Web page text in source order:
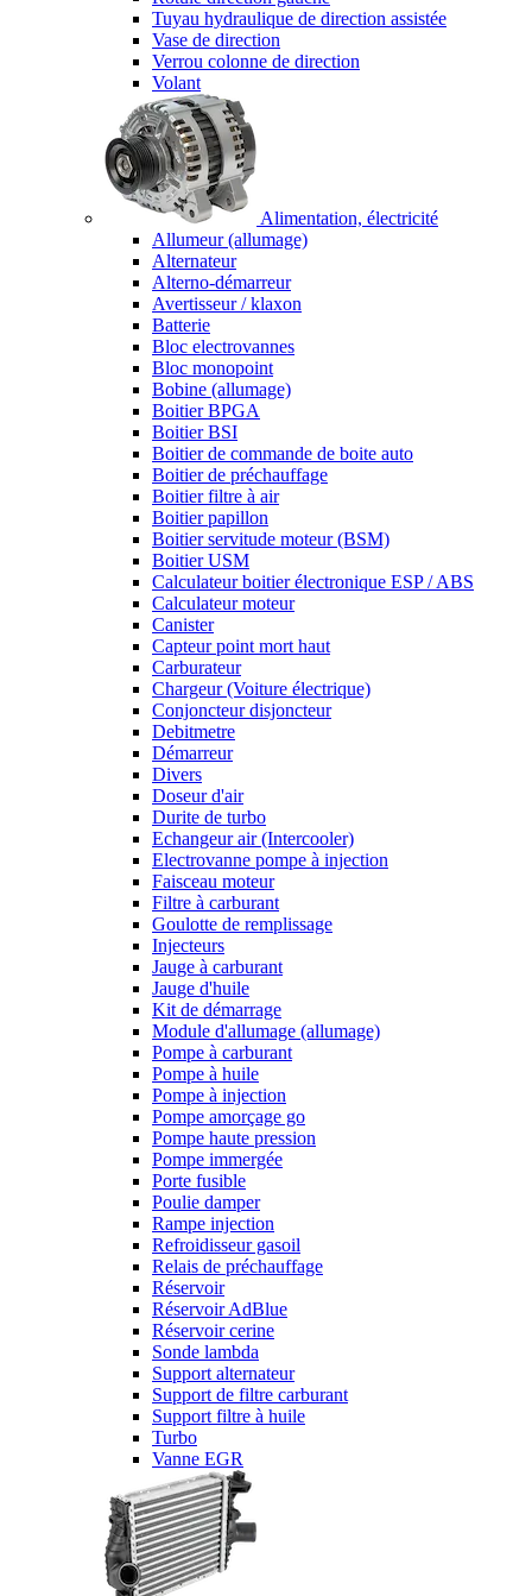
Tuyau hydraulique de direction assistée
Vase de direction
Verrou colonne de direction
Volant
Alimentation, électricité
Allumeur (allumage)
Alternateur
Alterno-démarreur
Avertisseur / klaxon
Batterie
Bloc electrovannes
Bloc monopoint
Bobine (allumage)
Boitier BPGA
Boitier BSI
Boitier de commande de boite auto
Boitier de préchauffage
Boitier filtre à air
Boitier papillon
Boitier servitude moteur (BSM)
Boitier USM
Calculateur boitier électronique ESP / ABS
Calculateur moteur
Canister
Capteur point mort haut
Carburateur
Chargeur (Voiture électrique)
Conjoncteur disjoncteur
Debitmetre
Démarreur
Divers
Doseur d'air
Durite de turbo
Echangeur air (Intercooler)
Electrovanne pompe à injection
Faisceau moteur
Filtre à carburant
Goulotte de remplissage
Injecteurs
Jauge à carburant
Jauge d'huile
Kit de démarrage
Module d'allumage (allumage)
Pompe à carburant
Pompe à huile
Pompe à injection
Pompe amorçage go
Pompe haute pression
Pompe immergée
Porte fusible
Poulie damper
Rampe injection
Refroidisseur gasoil
Relais de préchauffage
Réservoir
Réservoir AdBlue
Réservoir cerine
Sonde lambda
Support alternateur
Support de filtre carburant
Support filtre à huile
Turbo
Vanne EGR